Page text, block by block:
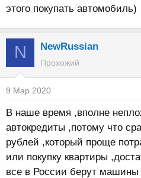
этого покупать автомобиль)
N NewRussian
Прохожий
9 Мар 2020
В наше время ,вполне
автокредиты ,потому что
рублей ,который проще
или покупку квартиры
все в России берут машины